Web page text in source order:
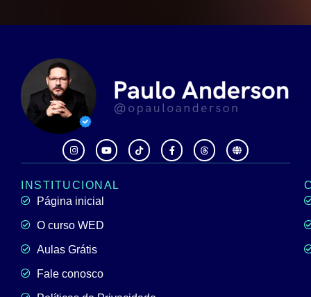
INSTITUCIONAL
Página inicial
O curso WED
Aulas Grátis
Fale conosco